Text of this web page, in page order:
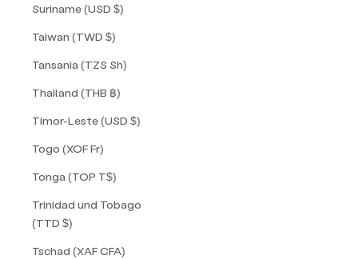
Suriname (USD $)
Taiwan (TWD $)
Tansania (TZS Sh)
Thailand (THB ฿)
Timor-Leste (USD $)
Togo (XOF Fr)
Tonga (TOP T$)
Trinidad und Tobago
(TTD $)
Tschad (XAF CFA)